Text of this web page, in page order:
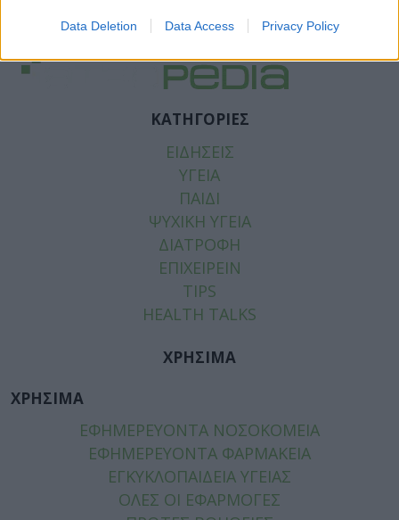
Data Deletion Data Access Privacy Policy
ΚΑΤΗΓΟΡΙΕΣ
ΕΙΔΗΣΕΙΣ
ΥΓΕΙΑ
ΠΑΙΔΙ
ΨΥΧΙΚΗ ΥΓΕΙΑ
ΔΙΑΤΡΟΦΗ
ΕΠΙΧΕΙΡΕΙΝ
TIPS
HEALTH TALKS
ΧΡΗΣΙΜΑ
ΧΡΗΣΙΜΑ
ΕΦΗΜΕΡΕΥΟΝΤΑ ΝΟΣΟΚΟΜΕΙΑ
ΕΦΗΜΕΡΕΥΟΝΤΑ ΦΑΡΜΑΚΕΙΑ
ΕΓΚΥΚΛΟΠΑΙΔΕΙΑ ΥΓΕΙΑΣ
ΟΛΕΣ ΟΙ ΕΦΑΡΜΟΓΕΣ